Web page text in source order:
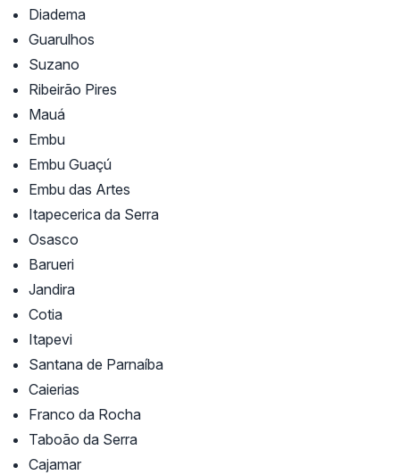
Diadema
Guarulhos
Suzano
Ribeirão Pires
Mauá
Embu
Embu Guaçú
Embu das Artes
Itapecerica da Serra
Osasco
Barueri
Jandira
Cotia
Itapevi
Santana de Parnaíba
Caierias
Franco da Rocha
Taboão da Serra
Cajamar